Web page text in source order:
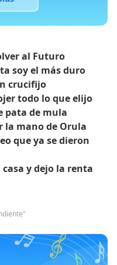
al Futuro
soy el más duro
crucifijo
todo lo que elijo
pata de mula
la mano de Orula
que ya se dieron
y dejo la renta